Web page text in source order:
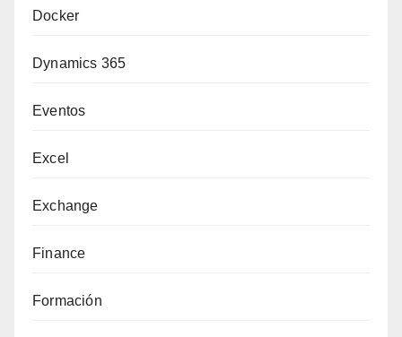
Docker
Dynamics 365
Eventos
Excel
Exchange
Finance
Formación